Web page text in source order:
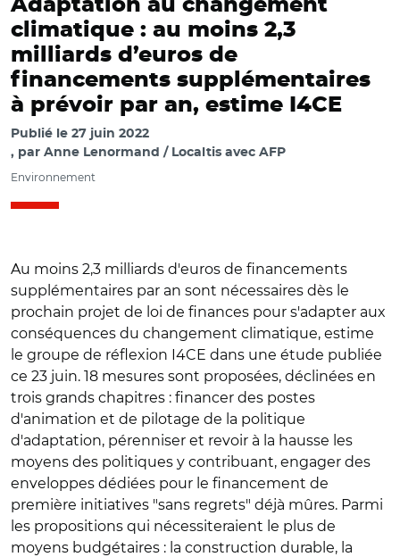
Adaptation au changement
climatique : au moins 2,3
milliards d’euros de
financements supplémentaires
à prévoir par an, estime I4CE
Publié le 27 juin 2022
par Anne Lenormand / Localtis avec AFP
Environnement
Au moins 2,3 milliards d'euros de financements
supplémentaires par an sont nécessaires dès le
prochain projet de loi de finances pour s'adapter aux
conséquences du changement climatique, estime
le groupe de réflexion I4CE dans une étude publiée
ce 23 juin. 18 mesures sont proposées, déclinées en
trois grands chapitres : financer des postes
d'animation et de pilotage de la politique
d'adaptation, pérenniser et revoir à la hausse les
moyens des politiques y contribuant, engager des
enveloppes dédiées pour le financement de
première initiatives "sans regrets" déjà mûres. Parmi
les propositions qui nécessiteraient le plus de
moyens budgétaires : la construction durable, la